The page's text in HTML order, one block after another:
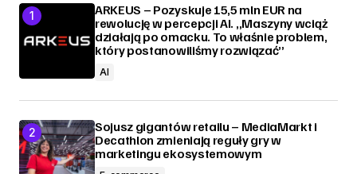
ARKEUS – Pozyskuje 15,5 mln EUR na
rewolucję w percepcji AI. „Maszyny wciąż
działają po omacku. To właśnie problem,
który postanowiliśmy rozwiązać”
AI
Sojusz gigantów retailu – MediaMarkt i
Decathlon zmieniają reguły gry w
marketingu ekosystemowym